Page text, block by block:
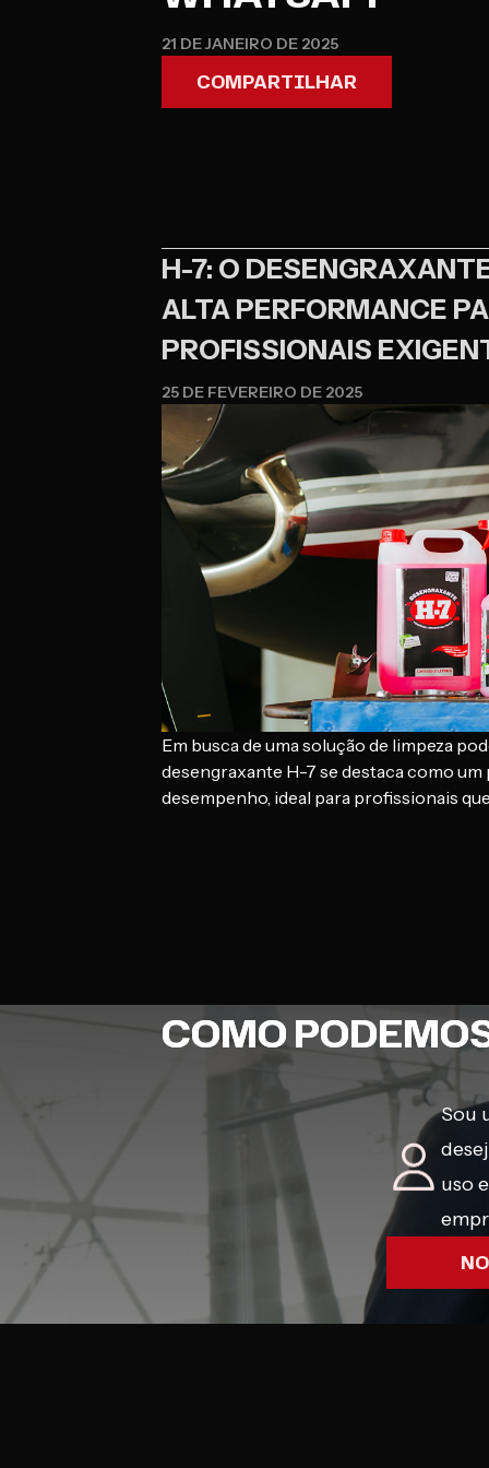
21 DE JANEIRO DE 2025
COMPARTILHAR
H-7: O
ALTA PERFORMANCE
PROFISSIONAIS
25 DE FEVEREIRO DE 2025
Em busca de uma solução de limpeza
desengraxante H-7 se destaca como
desempenho, ideal para profissionais
remove com eficácia as sujeiras mais
COMO
Sou
uso